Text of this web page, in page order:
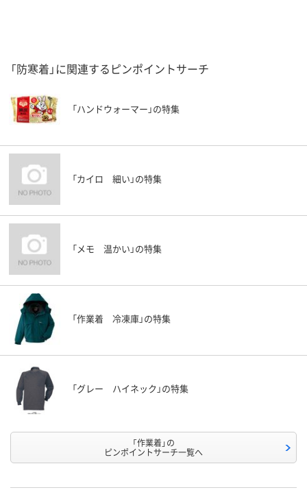
「防寒着」に関連するピンポイントサーチ
「ハンドウォーマー」の特集
「カイロ 細い」の特集
「メモ 温かい」の特集
「作業着 冷凍庫」の特集
「グレー ハイネック」の特集
「作業着」の
ピンポイントサーチ一覧へ